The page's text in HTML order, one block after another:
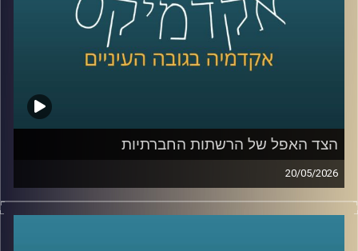
כדי להבין איך השינוי הזה נראה מבפנים, דווקא באחד
התחומים הכי רגישים ומורכבים ברפואה, עולם הלידות, נמצאת
איתנו היום פרופ’ אסנת ולפיש, מנהלת בית החולים לנשים
בבילינסון ומשנה לדיקן בית הספר לרפואה באוניברסיטת
שנמצאת בחזית של שילוב טכנולוגיות מתקדמות ברפואה לצד
עבודה קלינית יומיומית בקבלת החלטות בזמן אמת.
קרדיט תמונות:AudioVersity
הצד האפל של הרשתות החברתיות
20/05/2026
בשנים האחרונות, הרשתות החברתיות הפכו מפלטפורמה
שמקשרת בין אנשים בעיקר לדבר מרכזי בחיי רוב האנשים,